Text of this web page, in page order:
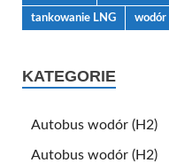
tankowanie LNG
wodór
KATEGORIE
Autobus wodór (H2)
Autobus wodór (H2)